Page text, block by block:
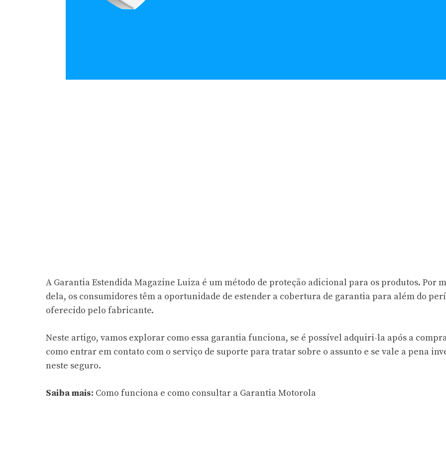
A Garantia Estendida Magazine Luiza é um método de proteção adicional para os produtos. Por
dela, os consumidores têm a oportunidade de estender a cobertura de garantia para além do
oferecido pelo fabricante.
Neste artigo, vamos explorar como essa garantia funciona, se é possível adquiri-la após a
como entrar em contato com o serviço de suporte para tratar sobre o assunto e se vale a pena
neste seguro.
Saiba mais: Como funciona e como consultar a Garantia Motorola